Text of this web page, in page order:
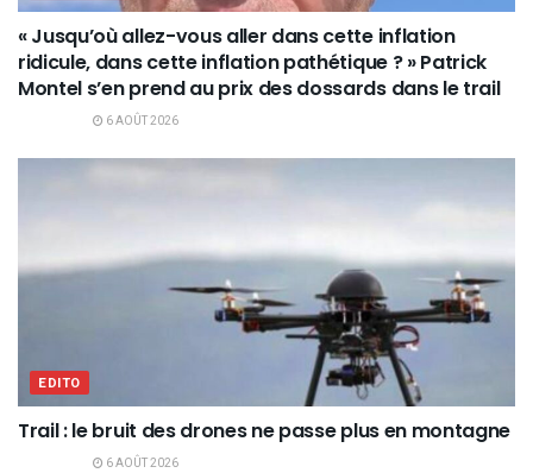
« Jusqu’où allez-vous aller dans cette inflation
ridicule, dans cette inflation pathétique ? » Patrick
Montel s’en prend au prix des dossards dans le trail
6 AOÛT 2026
EDITO
Trail : le bruit des drones ne passe plus en montagne
6 AOÛT 2026